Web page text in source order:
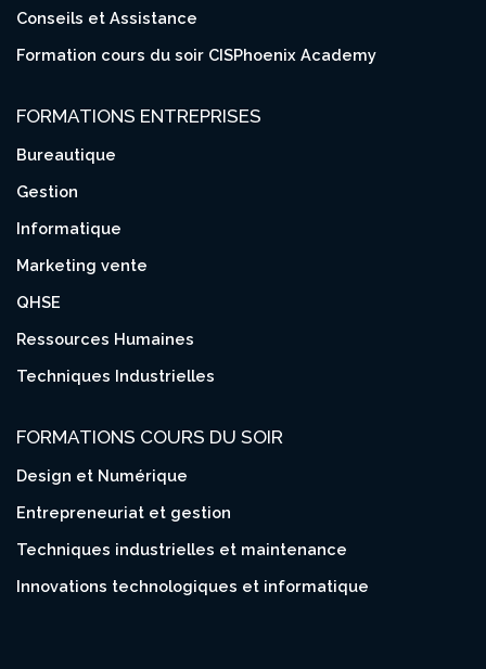
Conseils et Assistance
Formation cours du soir CISPhoenix Academy
FORMATIONS ENTREPRISES
Bureautique
Gestion
Informatique
Marketing vente
QHSE
Ressources Humaines
Techniques Industrielles
FORMATIONS COURS DU SOIR
Design et Numérique
Entrepreneuriat et gestion
Techniques industrielles et maintenance
Innovations technologiques et informatique